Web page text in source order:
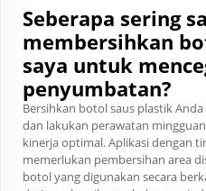
Seberapa sering
membersihkan
saya untuk
penyumbatan?
Bersihkan botol saus plastik
dan lakukan perawatan
kinerja optimal. Aplikasi dengan
memerlukan pembersihan area
botol yang digunakan secara